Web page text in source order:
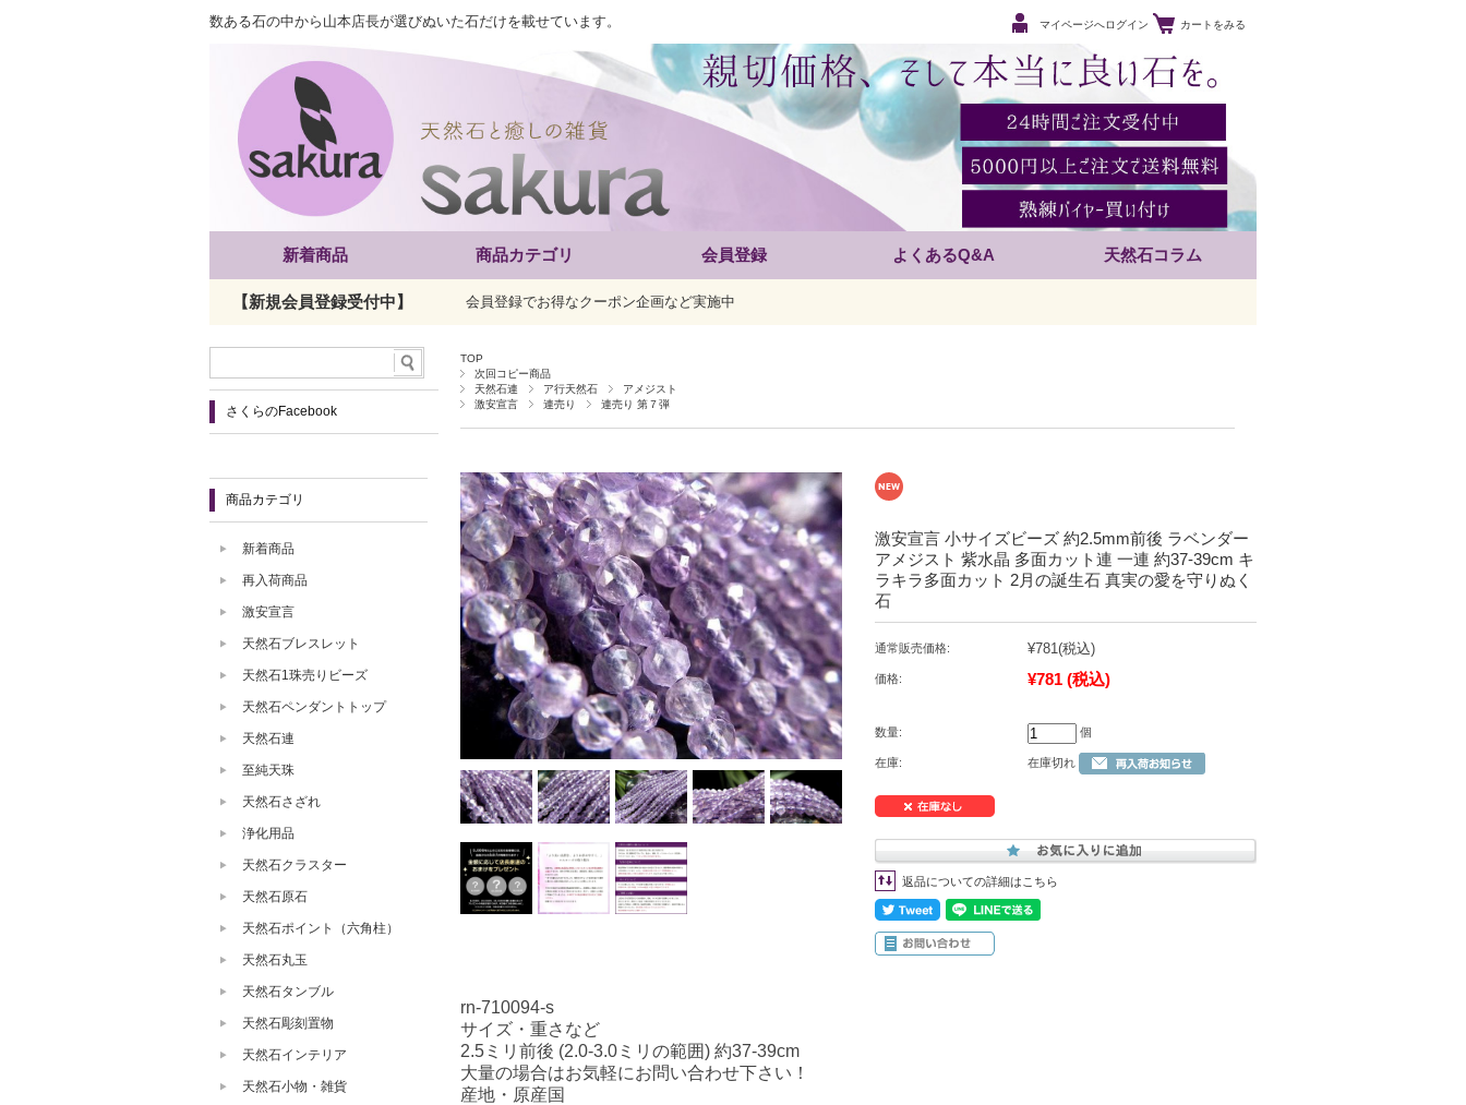
数ある石の中から山本店長が選びぬいた石だけを載せています。 マイページへログイン カートをみる
新着商品 商品カテゴリ 会員登録 よくあるQ&A 天然石コラム
【新規会員登録受付中】 会員登録でお得なクーポン企画など実施中
TOP
次回コピー商品
天然石連
ア行天然石
アメジスト
激安宣言
連売り 連売り 第７弾
激安宣言 小サイズビーズ 約2.5mm前後 ラベンダー
アメジスト 紫水晶 多面カット連 一連 約37-39cm キ
ラキラ多面カット 2月の誕生石 真実の愛を守りぬく
石
通常販売価格: ¥781(税込)
価格: ¥781 (税込)
数量: 個
在庫: 在庫切れ
返品についての詳細はこちら
rn-710094-s
サイズ・重さなど
2.5ミリ前後 (2.0-3.0ミリの範囲) 約37-39cm
大量の場合はお気軽にお問い合わせ下さい！
産地・原産国
さくらのFacebook
商品カテゴリ
新着商品
再入荷商品
激安宣言
天然石ブレスレット
天然石1珠売りビーズ
天然石ペンダントトップ
天然石連
至純天珠
天然石さざれ
浄化用品
天然石クラスター
天然石原石
天然石ポイント（六角柱）
天然石丸玉
天然石タンブル
天然石彫刻置物
天然石インテリア
天然石小物・雑貨